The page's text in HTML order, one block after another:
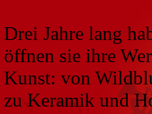
Drei Jahre lang
öffnen sie ihre
Kunst: von
zu Keramik und